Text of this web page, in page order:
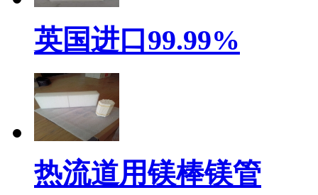
英国进口99.99%
热流道用镁棒镁管